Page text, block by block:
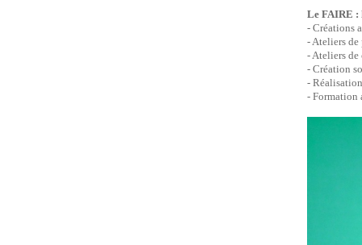
Le FAIRE :
- Créations
- Ateliers
- Ateliers de
- Création
-
- Formation